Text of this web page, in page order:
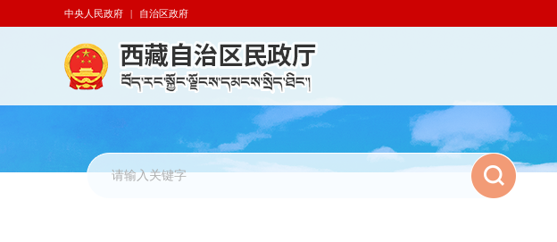
中央人民政府 | 自治区政府